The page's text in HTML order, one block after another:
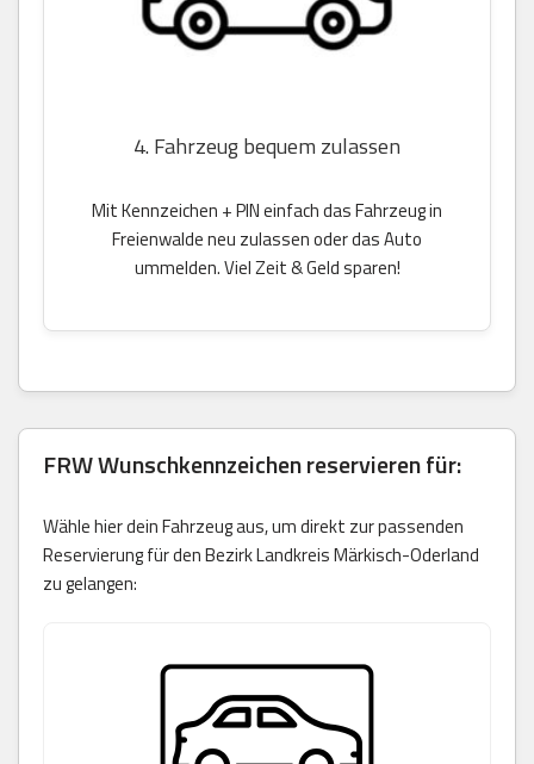
4. Fahrzeug bequem zulassen
Mit Kennzeichen + PIN einfach das Fahrzeug in
Freienwalde neu zulassen oder das Auto
ummelden. Viel Zeit & Geld sparen!
FRW Wunschkennzeichen reservieren für:
Wähle hier dein Fahrzeug aus, um direkt zur passenden
Reservierung für den Bezirk Landkreis Märkisch-Oderland
zu gelangen: